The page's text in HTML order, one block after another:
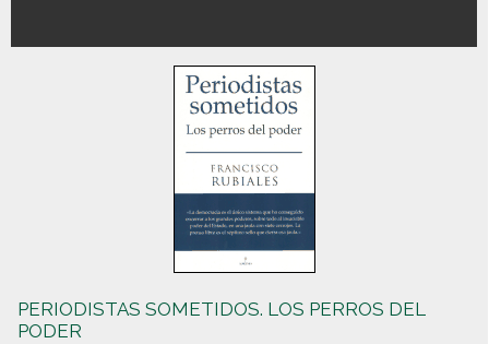
PERIODISTAS SOMETIDOS. LOS PERROS DEL
PODER